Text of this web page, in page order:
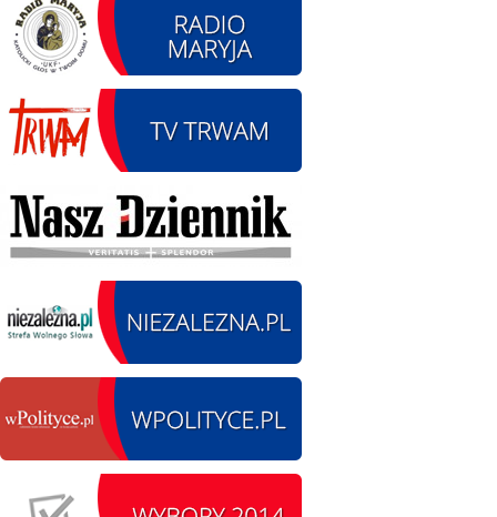
SIERPIEŃ
12
Oddanie drogi.
czytaj więcej
13
Pojazdów
zabytkowych. Wieluń
Ożarów
czytaj więcej
14.08.2026 r. - Dzień